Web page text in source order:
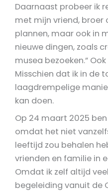
Daarnaast probeer ik
met mijn vriend, broer
plannen, maar ook in
nieuwe dingen, zoals
musea bezoeken.”
Misschien dat ik in de
laagdrempelige
kan doen.
Op 24 maart 2025
omdat het niet
leeftijd zou behalen
vrienden en familie in
Omdat ik zelf altijd
begeleiding vanuit de